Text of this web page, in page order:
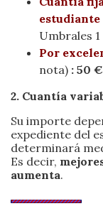
Umbrales 1
Por
nota) : 50
2. Cuantía
Su importe
expediente del
determinará
Es decir,
aumenta.